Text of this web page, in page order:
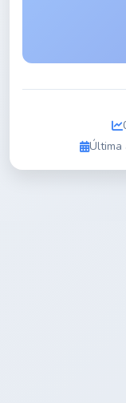
Última